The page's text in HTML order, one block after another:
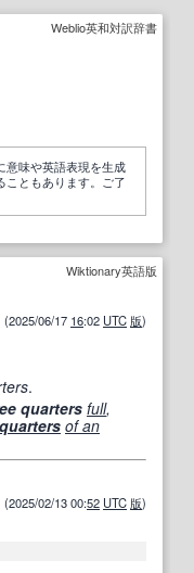
Weblio英和対訳辞書
意味や英語表現を生成
こともあります。ご了
Wiktionary英語版
(2025/06/17 16:02 UTC 版)
.
quarters full,
quarters of an
(2025/02/13 00:52 UTC 版)